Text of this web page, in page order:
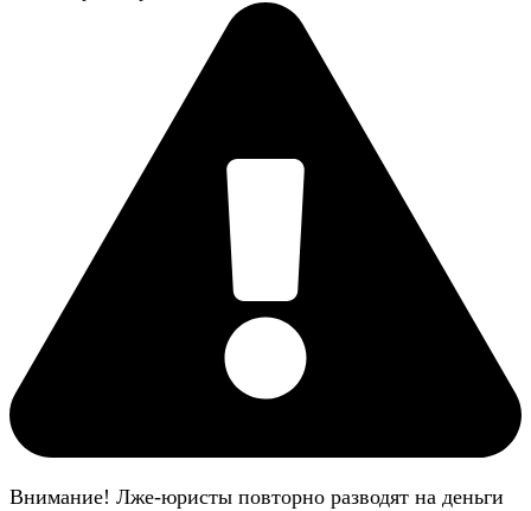
Внимание! Лже-юристы повторно разводят на деньги